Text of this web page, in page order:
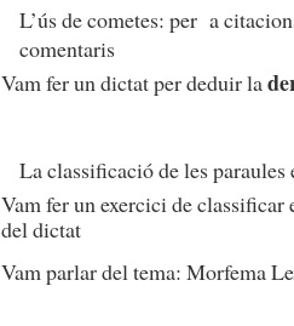
L’ús de cometes: per a
comentaris
Vam fer un dictat per deduir la
La classificació de les
Vam fer un exercici de
del dictat
Vam parlar del tema: Morfema